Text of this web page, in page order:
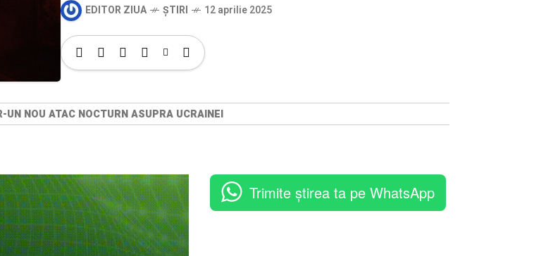
EDITOR ZIUA ȘTIRI 12 aprilie 2025
NOU ATAC NOCTURN ASUPRA UCRAINEI
Trimite știrea ta pe WhatsApp